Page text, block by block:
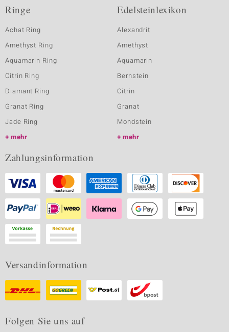
Ringe
Achat Ring
Amethyst Ring
Aquamarin Ring
Citrin Ring
Diamant Ring
Granat Ring
Jade Ring
mehr
Edelsteinlexikon
Alexandrit
Amethyst
Aquamarin
Bernstein
Citrin
Granat
Mondstein
mehr
Zahlungsinformation
Versandinformation
Folgen Sie uns auf